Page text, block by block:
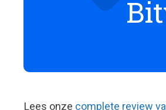
Lees onze complete review